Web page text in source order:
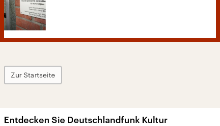
Zur Startseite
Entdecken Sie Deutschlandfunk Kultur